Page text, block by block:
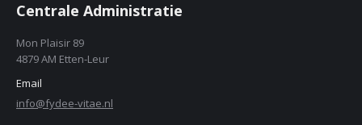
Centrale Administratie
Mon Plaisir 89
4879 AM Etten-Leur
Email
info@fydee-vitae.nl